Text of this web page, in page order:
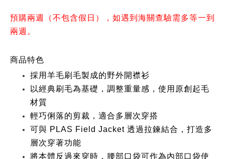
預購兩週（不包含假日），如遇到海關查驗需多等一到
兩週。
商品特色
採用羊毛刷毛製成的野外開襟衫
以經典刷毛為基礎，調整重量感，使用原創起毛
材質
輕巧俐落的剪裁，適合多層次穿搭
可與 PLAS Field Jacket 透過拉鍊結合，打造多
層次穿著功能
將本體反過來穿時，腰部口袋可作為內部口袋使